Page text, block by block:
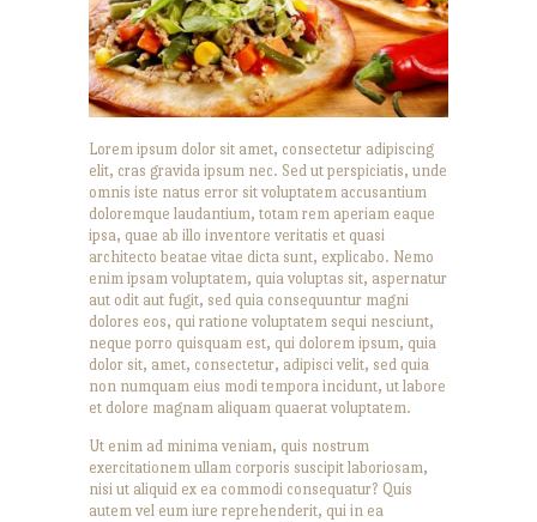
Lorem ipsum dolor sit amet, consectetur adipiscing
elit, cras gravida ipsum nec. Sed ut perspiciatis, unde
omnis iste natus error sit voluptatem accusantium
doloremque laudantium, totam rem aperiam eaque
ipsa, quae ab illo inventore veritatis et quasi
architecto beatae vitae dicta sunt, explicabo. Nemo
enim ipsam voluptatem, quia voluptas sit, aspernatur
aut odit aut fugit, sed quia consequuntur magni
dolores eos, qui ratione voluptatem sequi nesciunt,
neque porro quisquam est, qui dolorem ipsum, quia
dolor sit, amet, consectetur, adipisci velit, sed quia
non numquam eius modi tempora incidunt, ut labore
et dolore magnam aliquam quaerat voluptatem.
Ut enim ad minima veniam, quis nostrum
exercitationem ullam corporis suscipit laboriosam,
nisi ut aliquid ex ea commodi consequatur? Quis
autem vel eum iure reprehenderit, qui in ea